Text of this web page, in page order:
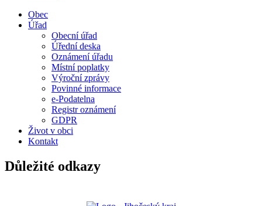
Obec
Úřad
Obecní úřad
Úřední deska
Oznámení úřadu
Místní poplatky
Výroční zprávy
Povinné informace
e-Podatelna
Registr oznámení
GDPR
Život v obci
Kontakt
Důležité odkazy